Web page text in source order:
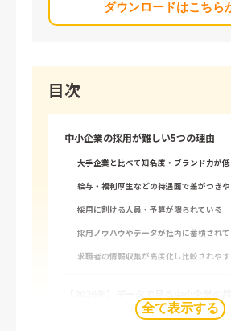
ダウンロードはこちら
目次
中小企業の採用が難しい5つの理由
大手企業と比べて知名度・ブランド力が
給与・福利厚生などの待遇面で差がつき
採用に割ける人員・予算が限られている
採用ノウハウやデータが社内に蓄積され
求職者の情報収集が高度化し比較されや
全て表示する